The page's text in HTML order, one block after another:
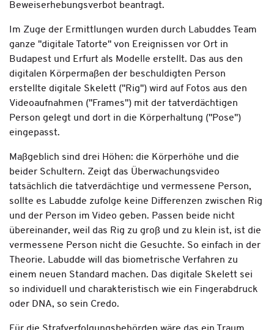
Beweiserhebungsverbot beantragt.
Im Zuge der Ermittlungen wurden durch Labuddes Team
ganze "digitale Tatorte" von Ereignissen vor Ort in
Budapest und Erfurt als Modelle erstellt. Das aus den
digitalen Körpermaßen der beschuldigten Person
erstellte digitale Skelett ("Rig") wird auf Fotos aus den
Videoaufnahmen ("Frames") mit der tatverdächtigen
Person gelegt und dort in die Körperhaltung ("Pose")
eingepasst.
Maßgeblich sind drei Höhen: die Körperhöhe und die
beider Schultern. Zeigt das Überwachungsvideo
tatsächlich die tatverdächtige und vermessene Person,
sollte es Labudde zufolge keine Differenzen zwischen Rig
und der Person im Video geben. Passen beide nicht
übereinander, weil das Rig zu groß und zu klein ist, ist die
vermessene Person nicht die Gesuchte. So einfach in der
Theorie. Labudde will das biometrische Verfahren zu
einem neuen Standard machen. Das digitale Skelett sei
so individuell und charakteristisch wie ein Fingerabdruck
oder DNA, so sein Credo.